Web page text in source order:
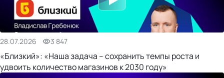
28.07.2026 3 847
«Близкий»: «Наша задача – сохранить темпы роста и
удвоить количество магазинов к 2030 году»